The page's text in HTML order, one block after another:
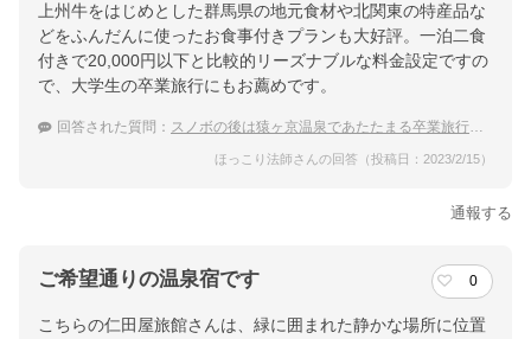
上州牛をはじめとした群馬県の地元食材や北関東の特産品な
どをふんだんに使ったお食事付きプランも大好評。一泊二食
付きで20,000円以下と比較的リーズナブルな料金設定ですの
で、大学生の卒業旅行にもお薦めです。
回答された質問： スノボの後は猿ヶ京温泉であたたまる卒業旅行を計画中！
ほっこり法師さんの回答（投稿日：2023/2/15）
通報する
ご希望通りの温泉宿です 0
こちらの仁田屋旅館さんは、緑に囲まれた静かな場所に位置